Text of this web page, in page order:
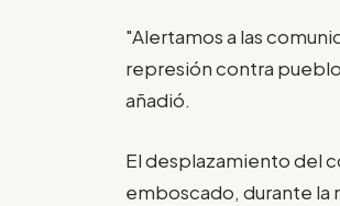
"Alertamos a las
represión contra
añadió.
El desplazamiento del
emboscado, durante la